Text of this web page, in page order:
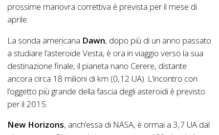
prossime manovra correttiva è prevista per il mese di
aprile.
La sonda americana Dawn, dopo più di un anno passato
a studiare l’asteroide Vesta, è ora in viaggio verso la sua
destinazione finale, il pianeta nano Cerere, distante
ancora circa 18 milioni di km (0,12 UA). L’incontro con
l’oggetto più grande della fascia degli asteroidi è previsto
per il 2015.
New Horizons, anch’essa di NASA, è ormai a 3,7 UA dal